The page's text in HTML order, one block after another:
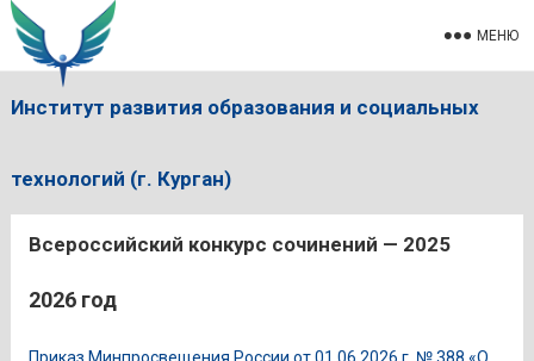
Институт развития образования и социальных
технологий (г. Курган)
МЕНЮ
Всероссийский конкурс сочинений — 2025
2026 год